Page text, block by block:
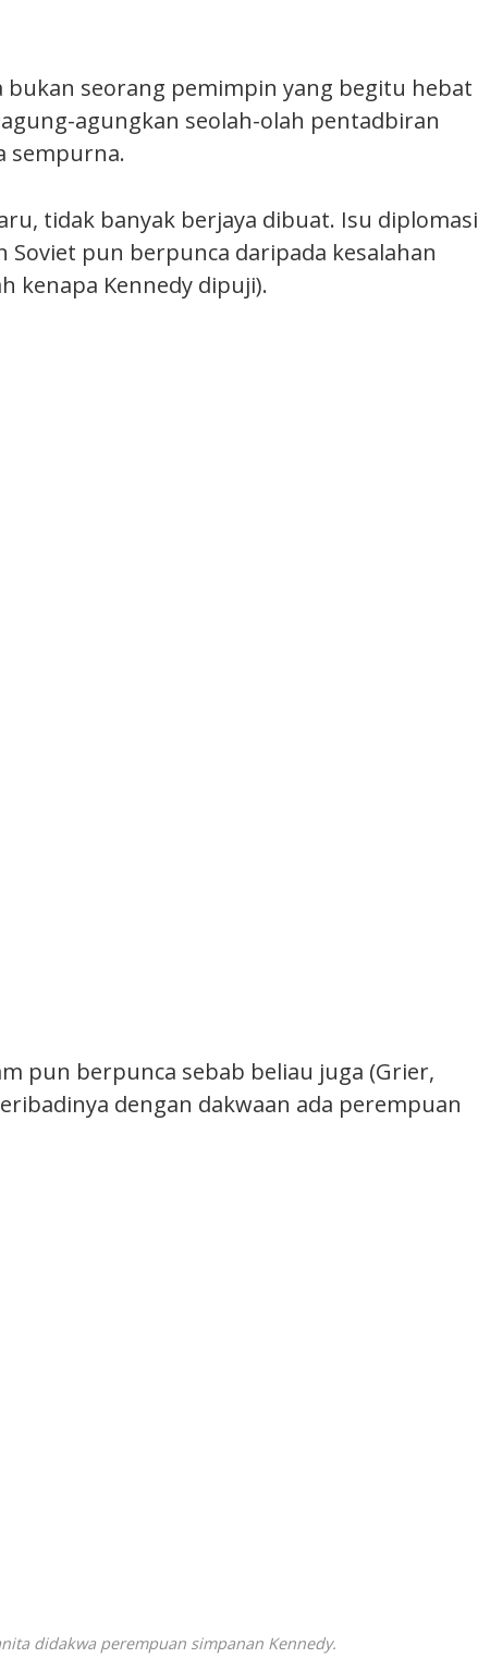
bukan seorang pemimpin yang begitu hebat
agungkan seolah-olah pentadbiran
sempurna.
tidak banyak berjaya dibuat. Isu diplomasi
Soviet pun berpunca daripada kesalahan
kenapa Kennedy dipuji).
pun berpunca sebab beliau juga (Grier,
dengan dakwaan ada perempuan
didakwa perempuan simpanan Kennedy.